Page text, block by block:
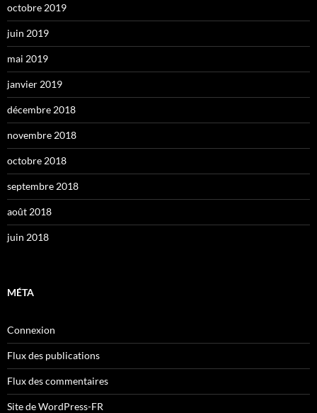
octobre 2019
juin 2019
mai 2019
janvier 2019
décembre 2018
novembre 2018
octobre 2018
septembre 2018
août 2018
juin 2018
MÉTA
Connexion
Flux des publications
Flux des commentaires
Site de WordPress-FR